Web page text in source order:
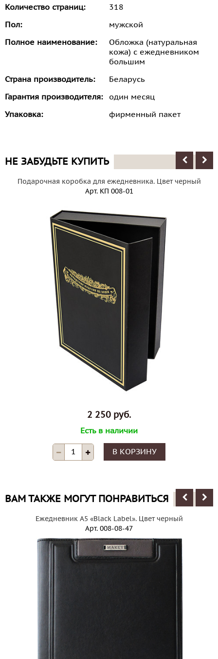
Количество страниц:
318
Пол:
мужской
Полное наименование:
Обложка (натуральная
кожа) с ежедневником
большим
Страна производитель:
Беларусь
Гарантия производителя:
один месяц
Упаковка:
фирменный пакет
НЕ ЗАБУДЬТЕ КУПИТЬ
Подарочная коробка для ежедневника. Цвет черный
Арт.КП 008-01
2 250 руб.
Есть в наличии
В КОРЗИНУ
ВАМ ТАКЖЕ МОГУТ ПОНРАВИТЬСЯ
Ежедневник А5 «Black Label». Цвет черный
Арт. 008-08-47